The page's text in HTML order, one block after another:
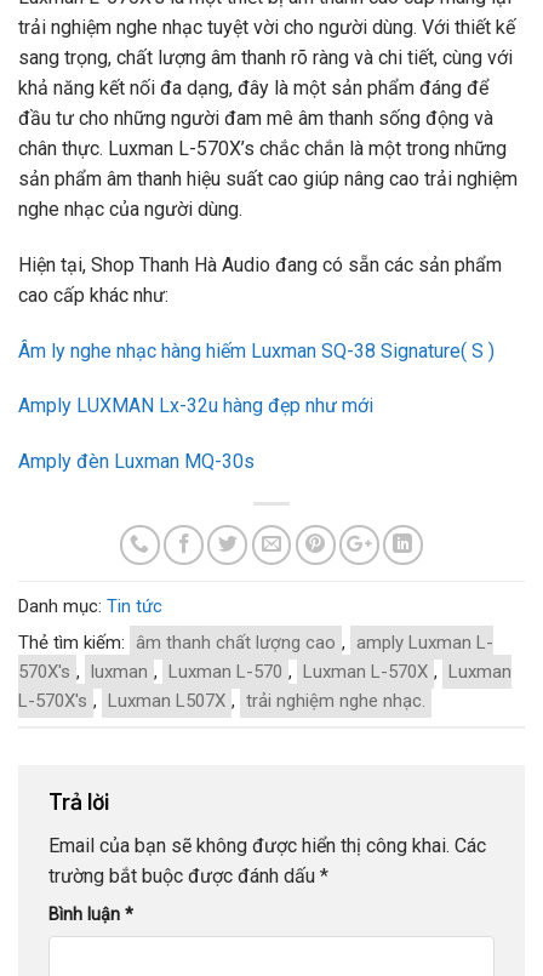
trải nghiệm nghe nhạc tuyệt vời cho người dùng. Với thiết kế
sang trọng, chất lượng âm thanh rõ ràng và chi tiết, cùng với
khả năng kết nối đa dạng, đây là một sản phẩm đáng để
đầu tư cho những người đam mê âm thanh sống động và
chân thực. Luxman L-570X’s chắc chắn là một trong những
sản phẩm âm thanh hiệu suất cao giúp nâng cao trải nghiệm
nghe nhạc của người dùng.
Hiện tại, Shop Thanh Hà Audio đang có sẵn các sản phẩm
cao cấp khác như:
Âm ly nghe nhạc hàng hiếm Luxman SQ-38 Signature( S )
Amply LUXMAN Lx-32u hàng đẹp như mới
Amply đèn Luxman MQ-30s
Danh mục: Tin tức
Thẻ tìm kiếm: âm thanh chất lượng cao , amply Luxman L-
570X's , luxman , Luxman L-570 , Luxman L-570X , Luxman
L-570X's , Luxman L507X , trải nghiệm nghe nhạc.
Trả lời
Email của bạn sẽ không được hiển thị công khai. Các
trường bắt buộc được đánh dấu *
Bình luận *